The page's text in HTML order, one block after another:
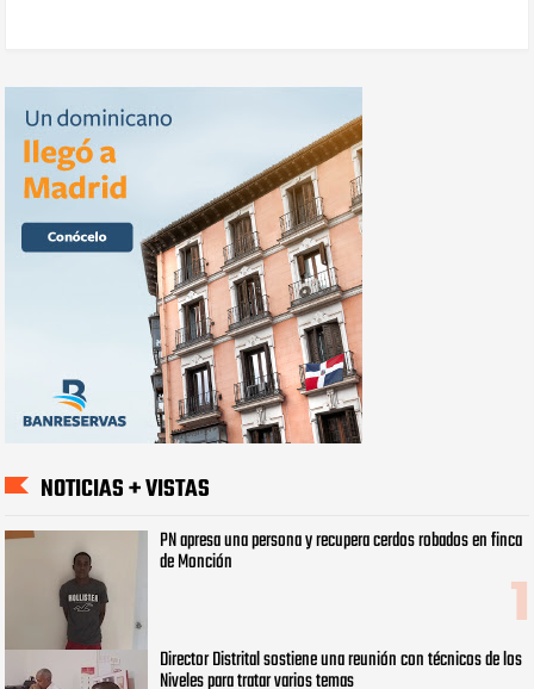
NOTICIAS + VISTAS
PN apresa una persona y recupera cerdos robados en finca
de Monción
Director Distrital sostiene una reunión con técnicos de los
Niveles para tratar varios temas